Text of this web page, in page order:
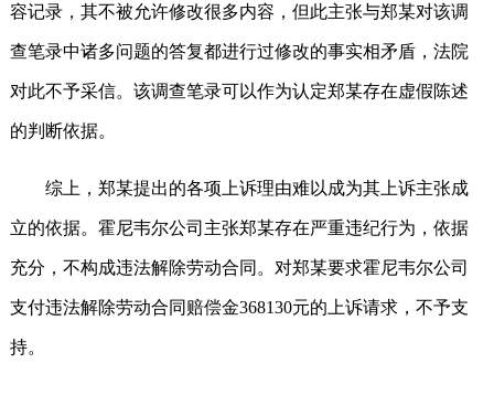
容记录，其不被允许修改很多内容，但此主张与郑某对该调
查笔录中诸多问题的答复都进行过修改的事实相矛盾，法院
对此不予采信。该调查笔录可以作为认定郑某存在虚假陈述
的判断依据。
综上，郑某提出的各项上诉理由难以成为其上诉主张成
立的依据。霍尼韦尔公司主张郑某存在严重违纪行为，依据
充分，不构成违法解除劳动合同。对郑某要求霍尼韦尔公司
支付违法解除劳动合同赔偿金368130元的上诉请求，不予支
持。